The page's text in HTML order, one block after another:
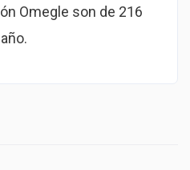
Omegle son de 216